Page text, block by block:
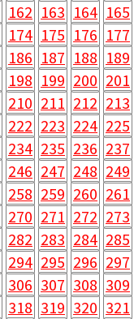
162 163 164 165
174 175 176 177
186 187 188 189
198 199 200 201
210 211 212 213
222 223 224 225
234 235 236 237
246 247 248 249
258 259 260 261
270 271 272 273
282 283 284 285
294 295 296 297
306 307 308 309
318 319 320 321